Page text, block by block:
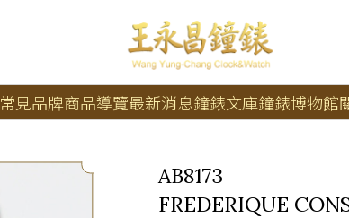
常見品牌商品導覽最新消息鐘錶文庫鐘錶博物館
AB8173
FREDERIQUE